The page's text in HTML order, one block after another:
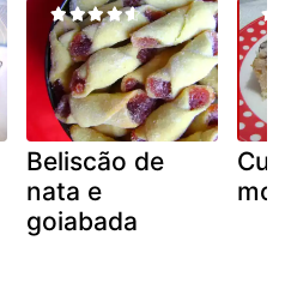
Beliscão de
nata e
goiabada